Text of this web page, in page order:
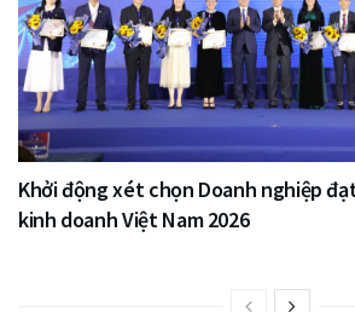
Khởi động xét chọn Doanh nghiệp
kinh doanh Việt Nam 2026